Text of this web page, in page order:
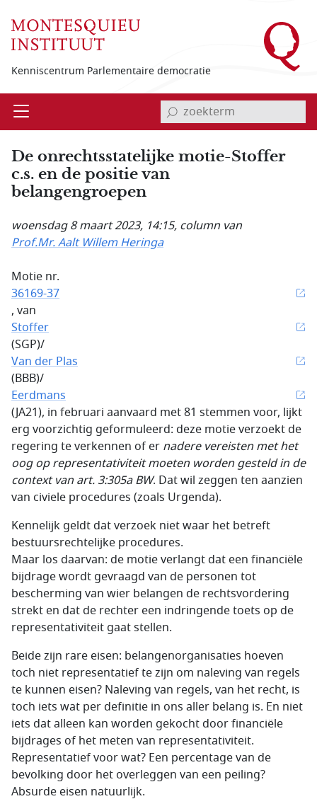
Kenniscentrum Parlementaire democratie
Open invoerveld zoekterm
De onrechtsstatelijke motie-Stoffer
c.s. en de positie van
belangengroepen
woensdag 8 maart 2023, 14:15, column van
Prof.Mr. Aalt Willem Heringa
Motie nr.
36169-37
, van
Stoffer
(SGP)/
Van der Plas
(BBB)/
Eerdmans
(JA21), in februari aanvaard met 81 stemmen voor, lijkt
erg voorzichtig geformuleerd: deze motie verzoekt de
regering te verkennen of er nadere vereisten met het
oog op representativiteit moeten worden gesteld in de
context van art. 3:305a BW. Dat wil zeggen ten aanzien
van civiele procedures (zoals Urgenda).
Kennelijk geldt dat verzoek niet waar het betreft
bestuursrechtelijke procedures.
Maar los daarvan: de motie verlangt dat een financiële
bijdrage wordt gevraagd van de personen tot
bescherming van wier belangen de rechtsvordering
strekt en dat de rechter een indringende toets op de
representativiteit gaat stellen.
Beide zijn rare eisen: belangenorganisaties hoeven
toch niet representatief te zijn om naleving van regels
te kunnen eisen? Naleving van regels, van het recht, is
toch iets wat per definitie in ons aller belang is. En niet
iets dat alleen kan worden gekocht door financiële
bijdrages of het meten van representativiteit.
Representatief voor wat? Een percentage van de
bevolking door het overleggen van een peiling?
Absurde eisen natuurlijk.